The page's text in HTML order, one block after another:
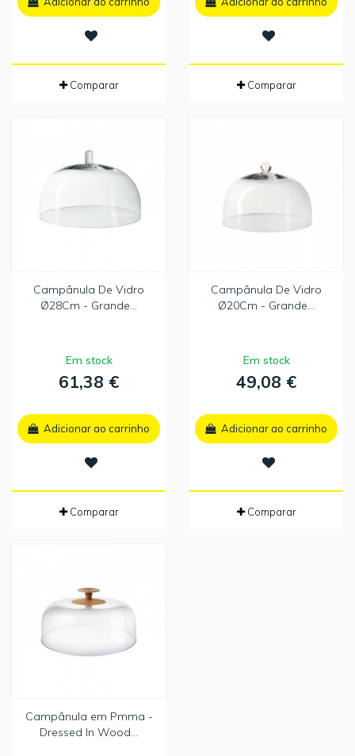
Comparar Comparar
Campânula De Vidro
Ø28Cm - Grande...
Em stock
61,38 €
Adicionar ao carrinho
Comparar
Campânula De Vidro
Ø20Cm - Grande...
Em stock
49,08 €
Adicionar ao carrinho
Comparar
Campânula em Pmma -
Dressed In Wood...